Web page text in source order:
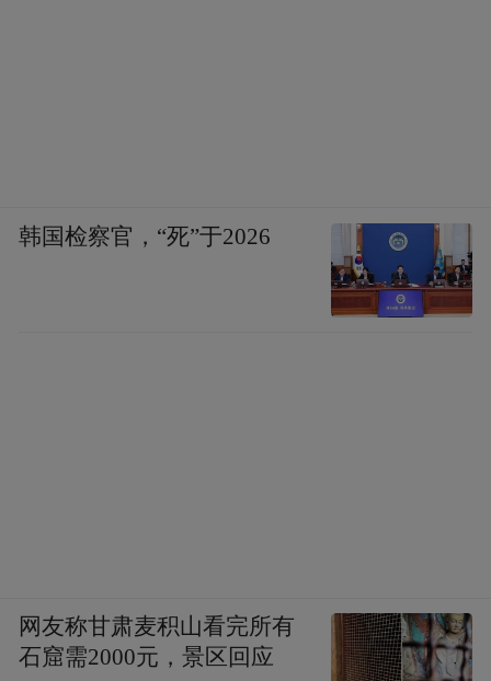
韩国检察官，“死”于2026
网友称甘肃麦积山看完所有
石窟需2000元，景区回应